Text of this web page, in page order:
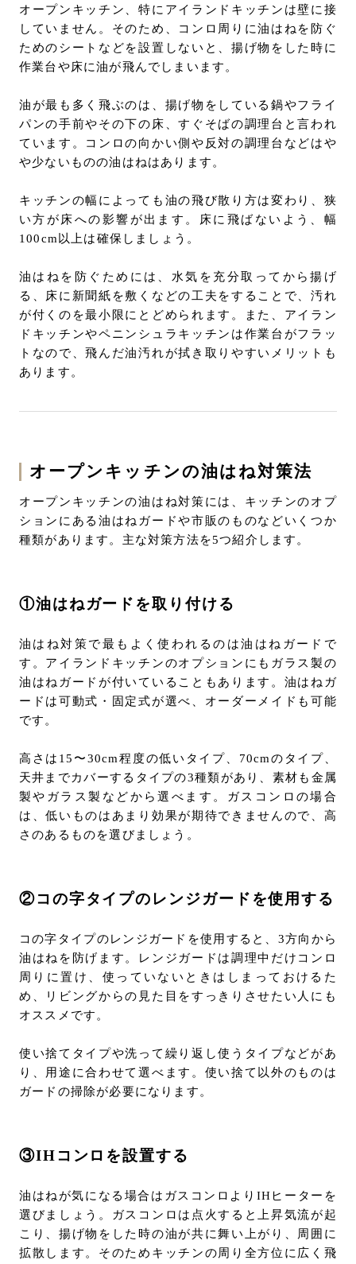
オープンキッチン、特にアイランドキッチンは壁に接
していません。そのため、コンロ周りに油はねを防ぐ
ためのシートなどを設置しないと、揚げ物をした時に
作業台や床に油が飛んでしまいます。
油が最も多く飛ぶのは、揚げ物をしている鍋やフライ
パンの手前やその下の床、すぐそばの調理台と言われ
ています。コンロの向かい側や反対の調理台などはや
や少ないものの油はねはあります。
キッチンの幅によっても油の飛び散り方は変わり、狭
い方が床への影響が出ます。床に飛ばないよう、幅
100cm以上は確保しましょう。
油はねを防ぐためには、水気を充分取ってから揚げ
る、床に新聞紙を敷くなどの工夫をすることで、汚れ
が付くのを最小限にとどめられます。また、アイラン
ドキッチンやペニンシュラキッチンは作業台がフラッ
トなので、飛んだ油汚れが拭き取りやすいメリットも
あります。
オープンキッチンの油はね対策法
オープンキッチンの油はね対策には、キッチンのオプ
ションにある油はねガードや市販のものなどいくつか
種類があります。主な対策方法を5つ紹介します。
①油はねガードを取り付ける
油はね対策で最もよく使われるのは油はねガードで
す。アイランドキッチンのオプションにもガラス製の
油はねガードが付いていることもあります。油はねガ
ードは可動式・固定式が選べ、オーダーメイドも可能
です。
高さは15〜30cm程度の低いタイプ、70cmのタイプ、
天井までカバーするタイプの3種類があり、素材も金属
製やガラス製などから選べます。ガスコンロの場合
は、低いものはあまり効果が期待できませんので、高
さのあるものを選びましょう。
②コの字タイプのレンジガードを使用する
コの字タイプのレンジガードを使用すると、3方向から
油はねを防げます。レンジガードは調理中だけコンロ
周りに置け、使っていないときはしまっておけるた
め、リビングからの見た目をすっきりさせたい人にも
オススメです。
使い捨てタイプや洗って繰り返し使うタイプなどがあ
り、用途に合わせて選べます。使い捨て以外のものは
ガードの掃除が必要になります。
③IHコンロを設置する
油はねが気になる場合はガスコンロよりIHヒーターを
選びましょう。ガスコンロは点火すると上昇気流が起
こり、揚げ物をした時の油が共に舞い上がり、周囲に
拡散します。そのためキッチンの周り全方位に広く飛